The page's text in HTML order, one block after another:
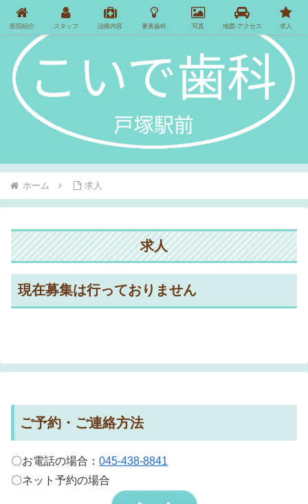
ホーム 求人
求人
現在募集は行っておりません
ご予約・ご連絡方法
〇お電話の場合： 045-438-8841
〇ネット予約の場合
医院紹介 スタッフ 治療内容 審美歯科 写真 地図-アクセス 求人